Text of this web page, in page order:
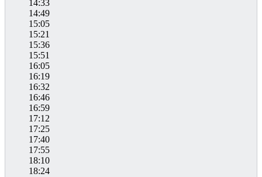
14:33
14:49
15:05
15:21
15:36
15:51
16:05
16:19
16:32
16:46
16:59
17:12
17:25
17:40
17:55
18:10
18:24